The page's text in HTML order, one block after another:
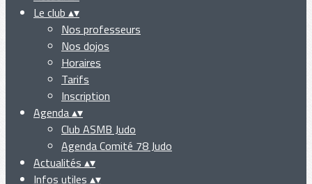
Le club ▴▾
Nos professeurs
Nos dojos
Horaires
Tarifs
Inscription
Agenda▴▾
Club ASMB Judo
Agenda Comité 78 Judo
Actualités ▴▾
Infos utiles ▴▾